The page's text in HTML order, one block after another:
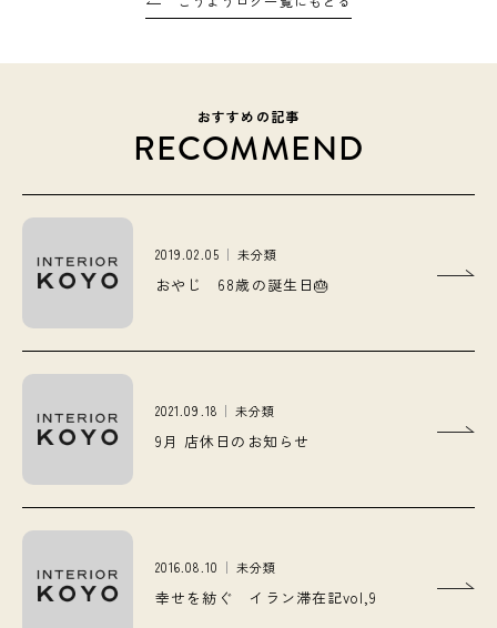
おすすめの記事
RECOMMEND
2019.02.05 未分類
おやじ 68歳の誕生日🎂
2021.09.18 未分類
9月 店休日のお知らせ
2016.08.10 未分類
幸せを紡ぐ イラン滞在記vol,9